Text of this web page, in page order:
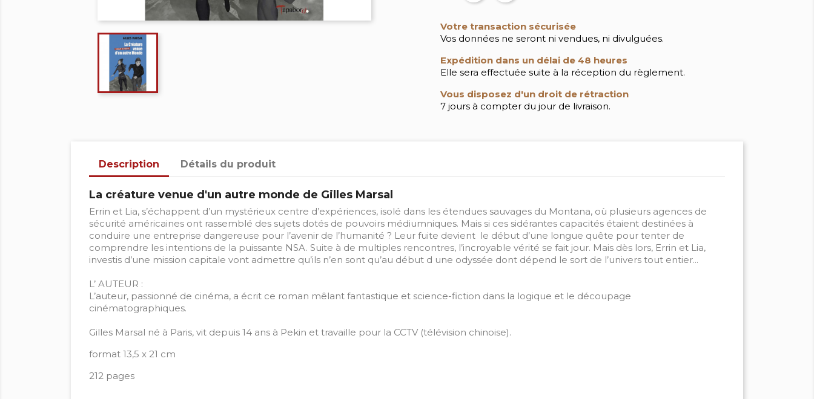
Votre transaction sécurisée
Vos données ne seront ni vendues, ni divulguées.
Expédition dans un délai de 48 heures
Elle sera effectuée suite à la réception du règlement.
Vous disposez d'un droit de rétraction
7 jours à compter du jour de livraison.
Description Détails du produit
La créature venue d'un autre monde de Gilles Marsal
Errin et Lia, s’échappent d’un mystérieux centre d’expériences, isolé dans les étendues sauvages du Montana, où plusieurs agences de
sécurité américaines ont rassemblé des sujets dotés de pouvoirs médiumniques. Mais si ces sidérantes capacités étaient destinées à
conduire une entreprise dangereuse pour l’avenir de l’humanité ? Leur fuite devient le début d’une longue quête pour tenter de
comprendre les intentions de la puissante NSA. Suite à de multiples rencontres, l’incroyable vérité se fait jour. Mais dès lors, Errin et Lia,
investis d’une mission capitale vont admettre qu’ils n’en sont qu’au début d une odyssée dont dépend le sort de l’univers tout entier...
L’ AUTEUR :
L’auteur, passionné de cinéma, a écrit ce roman mêlant fantastique et science-fiction dans la logique et le découpage
cinématographiques.
Gilles Marsal né à Paris, vit depuis 14 ans à Pekin et travaille pour la CCTV (télévision chinoise).
format 13,5 x 21 cm
212 pages